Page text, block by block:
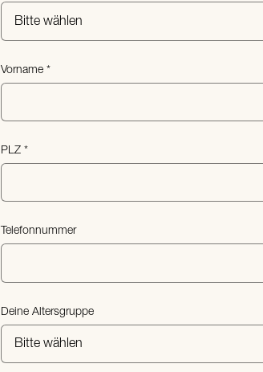
Vorname
PLZ
Telefonnummer
Deine Altersgruppe